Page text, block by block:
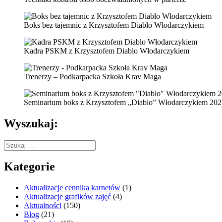
Boks bez tajemnic z Krzysztofem Diablo Włodarczykiem
Kadra PSKM z Krzysztofem Diablo Włodarczykiem
Trenerzy – Podkarpacka Szkoła Krav Maga
Seminarium boks z Krzysztofem „Diablo” Włodarczykiem
Wyszukaj:
Szukaj:
Kategorie
Aktualizacje cennika karnetów (1)
Aktualizacje grafików zajęć (4)
Aktualności (150)
Blog (21)